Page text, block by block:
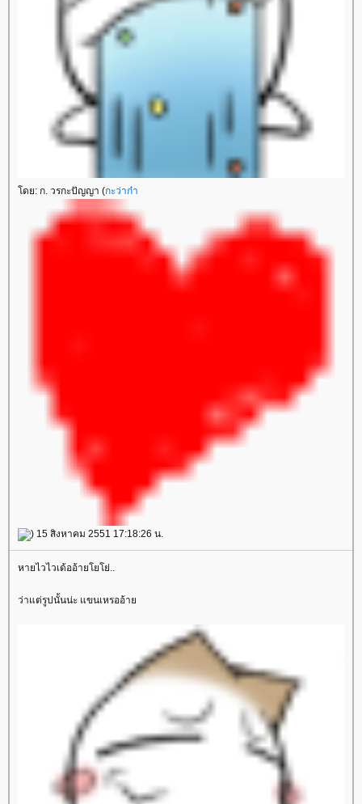
ดย: ก. วรกะปัญญา (กะว่าก๋า
) 15 สิงหาคม 2551 17:18:26 น.
หายไวไวเด้ออ้ายโยโย่..
ว่าแต่รูปนั้นน่ะ แขนเหรออ้า